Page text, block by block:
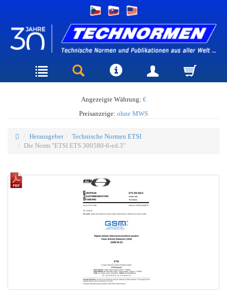
Angezeigte Währung: €
Preisanzeige: ohne MWS
Herausgeber
Technische Normen ETSI
Die Norm "ETSI ETS 300580-6-ed.3"